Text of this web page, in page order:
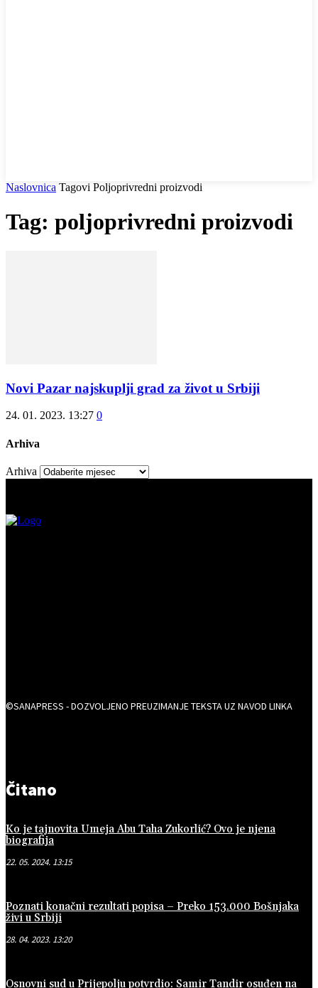
Naslovnica Tagovi Poljoprivredni proizvodi
Tag: poljoprivredni proizvodi
Novi Pazar najskuplji grad za život u Srbiji
24. 01. 2023. 13:27 0
Arhiva
Arhiva
©SANAPRESS - DOZVOLJENO PREUZIMANJE TEKSTA UZ NAVOD LINKA
Čitano
Ko je tajnovita Umeja Abu Taha Zukorlić? Ovo je njena
biografija
22. 05. 2024. 13:15
Poznati konačni rezultati popisa – Preko 153.000 Bošnjaka
živi u Srbiji
28. 04. 2023. 13:20
Osnovni sud u Prijepolju potvrdio: Samir Tandir osuđen na